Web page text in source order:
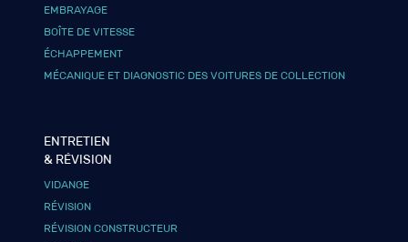
EMBRAYAGE
BOÎTE DE VITESSE
ÉCHAPPEMENT
MÉCANIQUE ET DIAGNOSTIC DES VOITURES DE COLLECTION
ENTRETIEN
& RÉVISION
VIDANGE
RÉVISION
RÉVISION CONSTRUCTEUR